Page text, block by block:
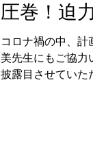
圧巻！迫
コロナ禍の中、
美先生にもご協力
披露目させていた